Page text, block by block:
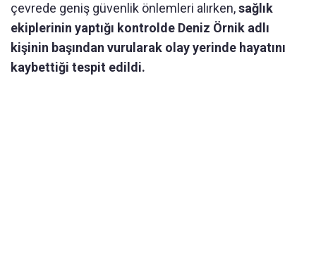
çevrede geniş güvenlik önlemleri alırken,sağlık
ekiplerinin yaptığı kontrolde Deniz Örnik adlı
kişinin başından vurularak olay yerinde hayatını
kaybettiği tespit edildi.